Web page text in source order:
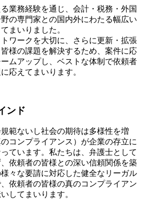
業務経験を通じ、会計・税務・外国
の専門家との国内外にわたる幅広い
まいりました。
ワークを大切に、さらに更新・拡張
様の課題を解決するため、案件に応
ムアップし、ベストな体制で依頼者
応えてまいります。
ンド
範ないし社会の期待は多様性を増
コンプライアンス）が企業の存立に
ています。私たちは、弁護士として
依頼者の皆様との深い信頼関係を築
々な要請に対応した健全なリーガル
依頼者の皆様の真のコンプライアン
してまいります。